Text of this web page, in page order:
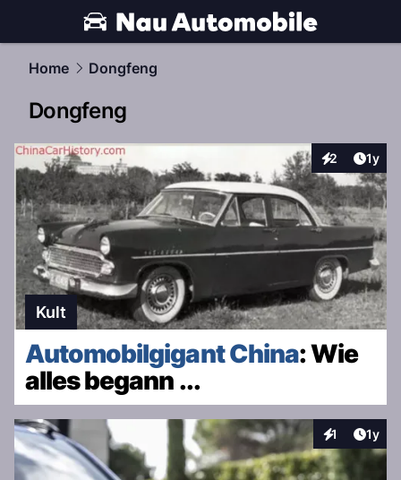
automobile.NAU.ch
Home Dongfeng
Dongfeng
2
Interaktionen
1y
Kult
Automobilgigant China: Wie
alles begann ...
1
Interaktionen
1y